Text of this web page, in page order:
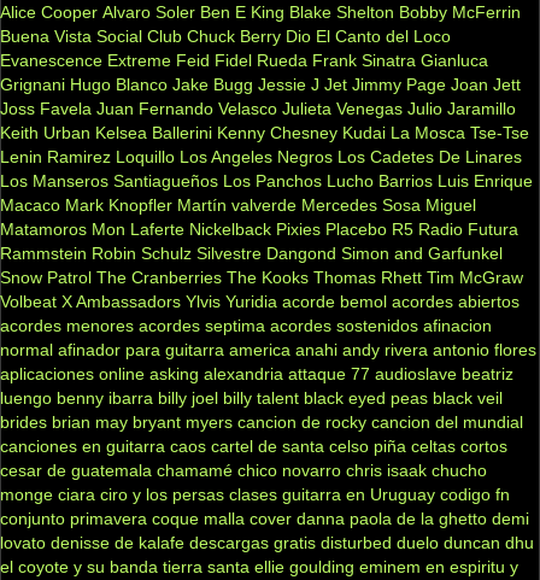
Alice Cooper Alvaro Soler Ben E King Blake Shelton Bobby McFerrin
Buena Vista Social Club Chuck Berry Dio El Canto del Loco
Evanescence Extreme Feid Fidel Rueda Frank Sinatra Gianluca
Grignani Hugo Blanco Jake Bugg Jessie J Jet Jimmy Page Joan Jett
Joss Favela Juan Fernando Velasco Julieta Venegas Julio Jaramillo
Keith Urban Kelsea Ballerini Kenny Chesney Kudai La Mosca Tse-Tse
Lenin Ramirez Loquillo Los Angeles Negros Los Cadetes De Linares
Los Manseros Santiagueños Los Panchos Lucho Barrios Luis Enrique
Macaco Mark Knopfler Martín valverde Mercedes Sosa Miguel
Matamoros Mon Laferte Nickelback Pixies Placebo R5 Radio Futura
Rammstein Robin Schulz Silvestre Dangond Simon and Garfunkel
Snow Patrol The Cranberries The Kooks Thomas Rhett Tim McGraw
Volbeat X Ambassadors Ylvis Yuridia acorde bemol acordes abiertos
acordes menores acordes septima acordes sostenidos afinacion
normal afinador para guitarra america anahi andy rivera antonio flores
aplicaciones online asking alexandria attaque 77 audioslave beatriz
luengo benny ibarra billy joel billy talent black eyed peas black veil
brides brian may bryant myers cancion de rocky cancion del mundial
canciones en guitarra caos cartel de santa celso piña celtas cortos
cesar de guatemala chamamé chico novarro chris isaak chucho
monge ciara ciro y los persas clases guitarra en Uruguay codigo fn
conjunto primavera coque malla cover danna paola de la ghetto demi
lovato denisse de kalafe descargas gratis disturbed duelo duncan dhu
el coyote y su banda tierra santa ellie goulding eminem en espiritu y